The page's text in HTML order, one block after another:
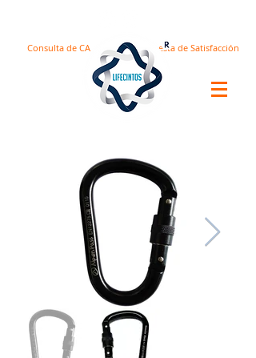
Encuesta de Satisfacción
Consulta de CA